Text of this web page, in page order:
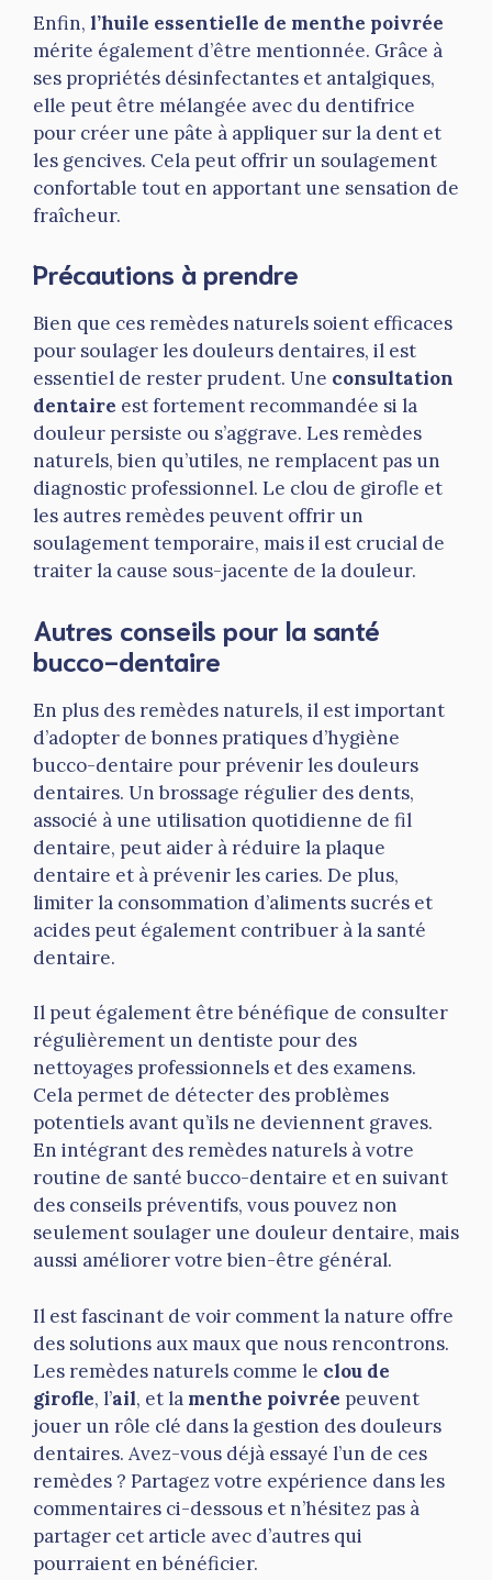
Enfin, l’huile essentielle de menthe poivrée
mérite également d’être mentionnée. Grâce à
ses propriétés désinfectantes et antalgiques,
elle peut être mélangée avec du dentifrice
pour créer une pâte à appliquer sur la dent et
les gencives. Cela peut offrir un soulagement
confortable tout en apportant une sensation de
fraîcheur.
Précautions à prendre
Bien que ces remèdes naturels soient efficaces
pour soulager les douleurs dentaires, il est
essentiel de rester prudent. Une consultation
dentaire est fortement recommandée si la
douleur persiste ou s’aggrave. Les remèdes
naturels, bien qu’utiles, ne remplacent pas un
diagnostic professionnel. Le clou de girofle et
les autres remèdes peuvent offrir un
soulagement temporaire, mais il est crucial de
traiter la cause sous-jacente de la douleur.
Autres conseils pour la santé
bucco-dentaire
En plus des remèdes naturels, il est important
d’adopter de bonnes pratiques d’hygiène
bucco-dentaire pour prévenir les douleurs
dentaires. Un brossage régulier des dents,
associé à une utilisation quotidienne de fil
dentaire, peut aider à réduire la plaque
dentaire et à prévenir les caries. De plus,
limiter la consommation d’aliments sucrés et
acides peut également contribuer à la santé
dentaire.
Il peut également être bénéfique de consulter
régulièrement un dentiste pour des
nettoyages professionnels et des examens.
Cela permet de détecter des problèmes
potentiels avant qu’ils ne deviennent graves.
En intégrant des remèdes naturels à votre
routine de santé bucco-dentaire et en suivant
des conseils préventifs, vous pouvez non
seulement soulager une douleur dentaire, mais
aussi améliorer votre bien-être général.
Il est fascinant de voir comment la nature offre
des solutions aux maux que nous rencontrons.
Les remèdes naturels comme le clou de
girofle, l’ail, et la menthe poivrée peuvent
jouer un rôle clé dans la gestion des douleurs
dentaires. Avez-vous déjà essayé l’un de ces
remèdes ? Partagez votre expérience dans les
commentaires ci-dessous et n’hésitez pas à
partager cet article avec d’autres qui
pourraient en bénéficier.